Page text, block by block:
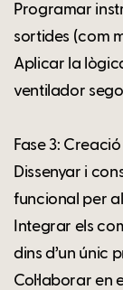
Programar
sortides (com
Aplicar la
ventilador
Fase 3:
Dissenyar i
funcional per
Integrar els
dins d’un únic
Col·laborar en